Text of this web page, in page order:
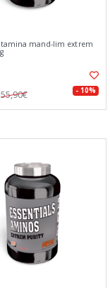
mand-lim extrem
55,90€ - 10%